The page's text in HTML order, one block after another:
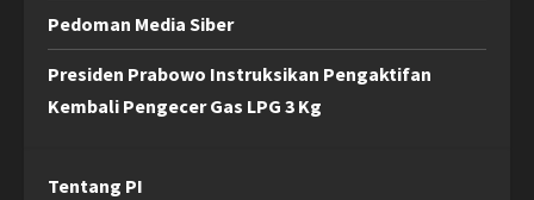
Pedoman Media Siber
Presiden Prabowo Instruksikan Pengaktifan
Kembali Pengecer Gas LPG 3 Kg
Tentang PI